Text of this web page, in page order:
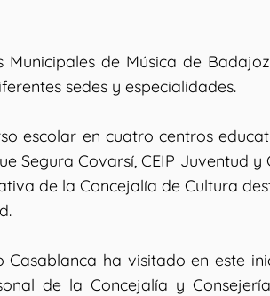
Municipales de Música de
sedes y especialidades.
escolar en cuatro centros
Segura Covarsí, CEIP Juventud
de la Concejalía de Cultura
Casablanca ha visitado en este
de la Concejalía y